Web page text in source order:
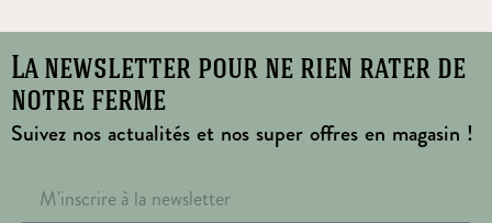
La newsletter pour ne rien rater de
notre ferme
Suivez nos actualités et nos super offres en magasin !